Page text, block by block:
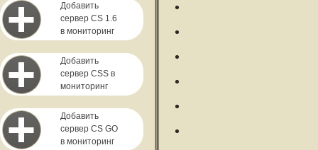
Добавить
сервер CS 1.6
в мониторинг
Добавить
сервер CSS в
мониторинг
Добавить
сервер CS GO
в мониторинг